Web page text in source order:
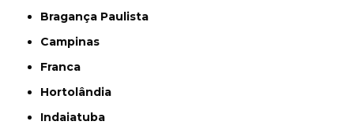
Bragança Paulista
Campinas
Franca
Hortolândia
Indaiatuba